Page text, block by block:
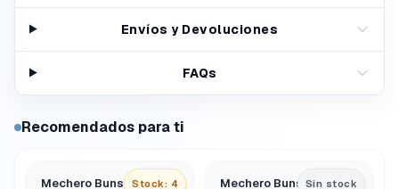
Envíos y Devoluciones
FAQs
Recomendados para ti
Stock: 4
Mechero Bunsen con Sin stock
Mechero Bunsen Glp